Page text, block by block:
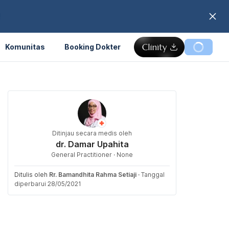
Komunitas Booking Dokter
Ditinjau secara medis oleh
dr. Damar Upahita
General Practitioner · None
Ditulis oleh Rr. Bamandhita Rahma Setiaji · Tanggal
diperbarui 28/05/2021